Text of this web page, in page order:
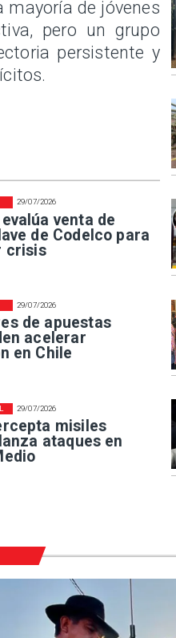
29/07/2026
venta de
de Codelco para
crisis
29/07/2026
de apuestas
acelerar
en Chile
29/07/2026
misiles
ataques en
mayoría de jóvenes
pero un grupo
persistente y